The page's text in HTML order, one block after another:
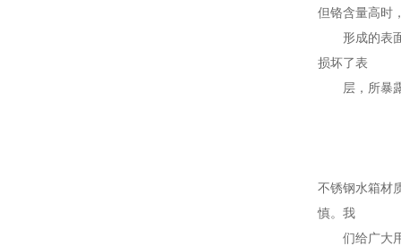
但铬含量高时
形成的表面
损坏了表
层，所暴露
不锈钢水箱材
慎。我
们给广大用